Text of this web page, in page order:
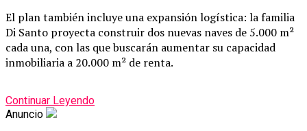
El plan también incluye una expansión logística: la familia
Di Santo proyecta construir dos nuevas naves de 5.000 m²
cada una, con las que buscarán aumentar su capacidad
inmobiliaria a 20.000 m² de renta.
Continuar Leyendo
Anuncio